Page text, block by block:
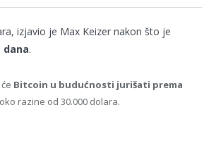
izjavio je Max Keizer nakon što je
.
Bitcoin u budućnosti jurišati prema
razine od 30.000 dolara.